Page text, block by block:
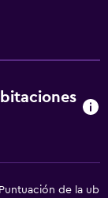
Puntuación de la